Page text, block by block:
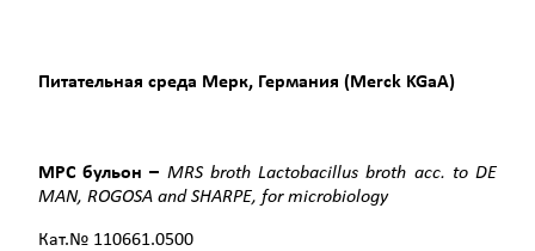
Питательная среда Мерк, Германия (Merck KGaA)
МРС бульон – MRSbroth Lactobacillus broth acc. to DE
MAN, ROGOSA and SHARPE, for microbiology
Кат.№ 110661.0500